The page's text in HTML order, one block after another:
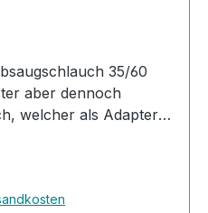
35/60
aber dennoch
welcher als Adapter
Absaugschlauch: